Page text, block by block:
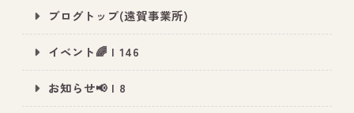
ブログトップ(遠賀事業所)
イベント🌈 | 146
お知らせ📢 | 8